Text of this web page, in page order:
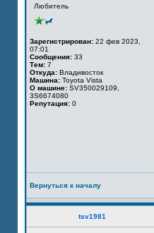
Любитель
Зарегистрирован: 22 фев 2023,
07:01
Сообщения: 33
Тем: 7
Откуда: Владивосток
Машина: Toyota Vista
О машине: SV350029109,
3S6674080
Репутация: 0
Вернуться к началу
tsv1981